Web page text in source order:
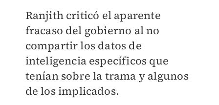
Ranjith criticó el aparente
fracaso del gobierno al no
compartir los datos de
inteligencia específicos que
tenían sobre la trama y algunos
de los implicados.